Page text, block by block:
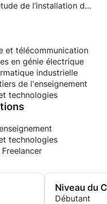
de l’installation de
électronique
biomédicale.
IP) et télécommunication.
identification et la
et télécommunication
en génie électrique
industrielle
de l'enseignement
technologies
technologies
Niveau du
Débutant